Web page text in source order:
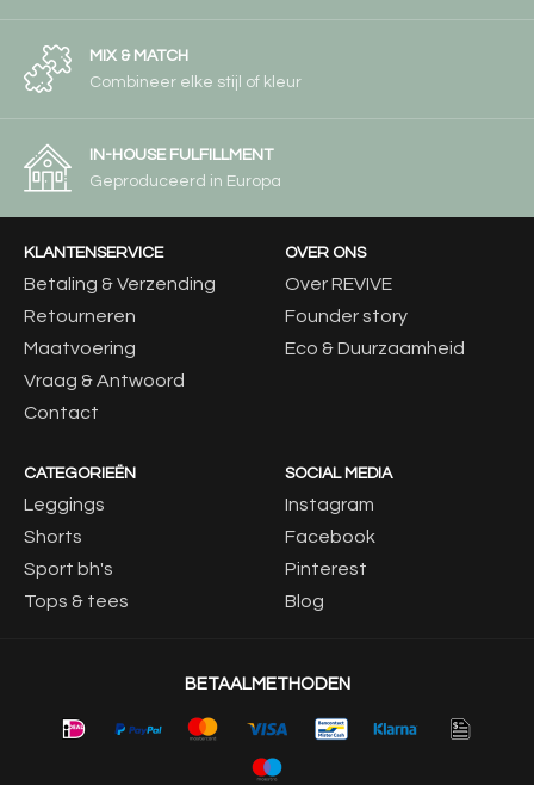
MIX & MATCH
Combineer elke stijl of kleur
IN-HOUSE FULFILLMENT
Geproduceerd in Europa
KLANTENSERVICE
Betaling & Verzending
Retourneren
Maatvoering
Vraag & Antwoord
Contact
OVER ONS
Over REVIVE
Founder story
Eco & Duurzaamheid
CATEGORIEËN
Leggings
Shorts
Sport bh's
Tops & tees
SOCIAL MEDIA
Instagram
Facebook
Pinterest
Blog
BETAALMETHODEN